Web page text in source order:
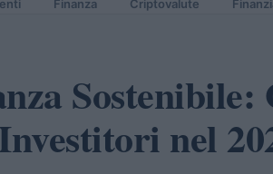
Finanza Criptovalute
nel